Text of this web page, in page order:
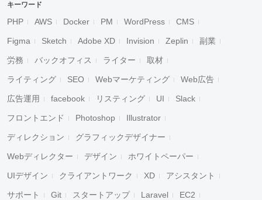
キーワード
PHP AWS Docker PM WordPress CMS
Figma Sketch Adobe XD Invision Zeplin 副業
労務 バックオフィス ライター 取材
ライティング SEO Webマーケティング Web広告
広告運用 facebook リスティング UI Slack
フロントエンド Photoshop Illustrator
ディレクション グラフィックデザイナー
Webディレクター デザイン ホワイトペーパー
UIデザイン クライアントワーク XD アシスタント
サポート Git スタートアップ Laravel EC2